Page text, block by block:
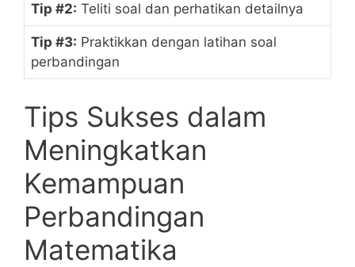
Tip #2: Teliti soal dan perhatikan detailnya
Tip #3: Praktikkan dengan latihan soal
perbandingan
Tips Sukses dalam
Meningkatkan
Kemampuan
Perbandingan
‍Matematika